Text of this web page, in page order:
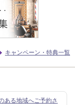
キャンペーン・特典一覧
ある地域へご予約さ